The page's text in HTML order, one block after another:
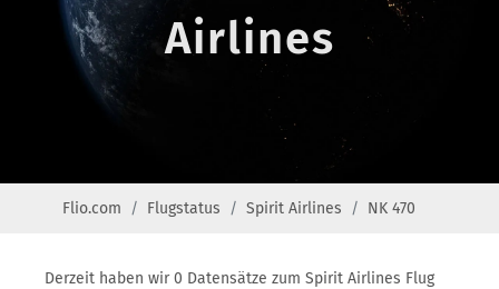
Airlines
Flio.com Flugstatus Spirit Airlines NK 470
Derzeit haben wir 0 Datensätze zum Spirit Airlines Flug